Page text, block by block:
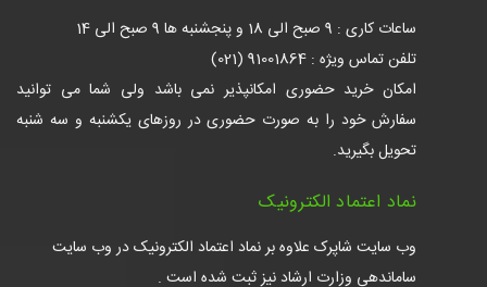
ساعات کاری : 9 صبح الی 18 و پنجشنبه ها 9 صبح الی 14
تلفن تماس ویژه : 91001864 (021)
امکان خرید حضوری امکانپذیر نمی باشد ولی شما می توانید
سفارش خود را به صورت حضوری در روزهای یکشنبه و سه شنبه
تحویل بگیرید.
نماد اعتماد الکترونیک
وب سایت شاپرک علاوه بر نماد اعتماد الکترونیک در وب سایت
ساماندهی وزارت ارشاد نیز ثبت شده است .